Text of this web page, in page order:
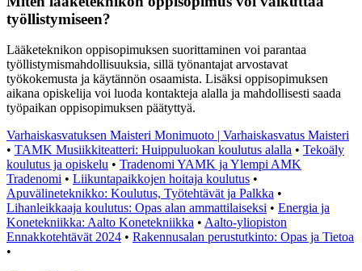
työllistymiseen?
Lääketeknikon oppisopimuksen suorittaminen voi parantaa
työllistymismahdollisuuksia, sillä työnantajat arvostavat
työkokemusta ja käytännön osaamista. Lisäksi oppisopimuksen
aikana opiskelija voi luoda kontakteja alalla ja mahdollisesti saada
työpaikan oppisopimuksen päätyttyä.
Varhaiskasvatuksen Maisteri Monimuoto | Varhaiskasvatus Maisteri
• TAMK Musiikkiteatteri: Huippuluokan koulutus alalla • Tekoäly
koulutus ja opiskelu • Tradenomi YAMK ja Ylempi AMK
Tradenomi • Liikuntapaikkojen hoitaja koulutus •
Apuvälineteknikko: Koulutus, Työtehtävät ja Palkka •
Lihanleikkaaja koulutus: Opas alan ammattilaiseksi • Energia ja
Konetekniikka: Aalto Konetekniikka • Aalto-yliopiston
Ennakkotehtävät 2024 • Rakennusalan perustutkinto: Opas ja Tietoa
•